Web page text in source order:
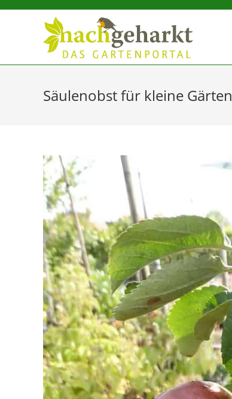
Sidebar-
Säulenobst für kleine Gärten